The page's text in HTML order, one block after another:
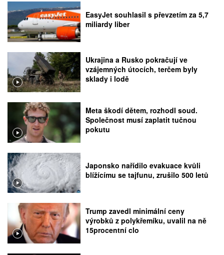
EasyJet souhlasil s převzetím za 5,7
miliardy liber
Ukrajina a Rusko pokračují ve
vzájemných útocích, terčem byly
sklady i lodě
Meta škodí dětem, rozhodl soud.
Společnost musí zaplatit tučnou
pokutu
Japonsko nařídilo evakuace kvůli
blížícímu se tajfunu, zrušilo 500 letů
Trump zavedl minimální ceny
výrobků z polykřemíku, uvalil na ně
15procentní clo